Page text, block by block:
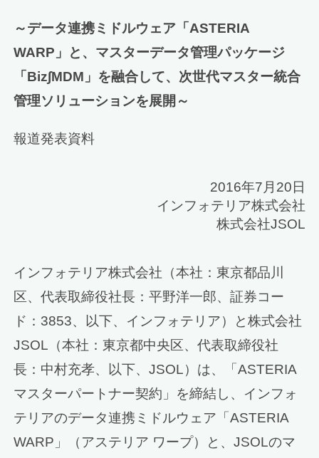
～データ連携ミドルウェア「ASTERIA
WARP」と、マスターデータ管理パッケージ
「Biz∫MDM」を融合して、次世代マスター統合
管理ソリューションを展開～
報道発表資料
2016年7月20日
インフォテリア株式会社
株式会社JSOL
インフォテリア株式会社（本社：東京都品川
区、代表取締役社長：平野洋一郎、証券コー
ド：3853、以下、インフォテリア）と株式会社
JSOL（本社：東京都中央区、代表取締役社
長：中村充孝、以下、JSOL）は、「ASTERIA
マスターパートナー契約」を締結し、インフォ
テリアのデータ連携ミドルウェア「ASTERIA
WARP」（アステリア ワープ）と、JSOLのマ